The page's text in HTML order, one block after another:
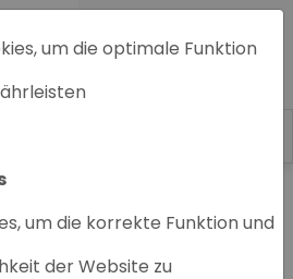
um die optimale Funktion
um die korrekte Funktion und
der Website zu